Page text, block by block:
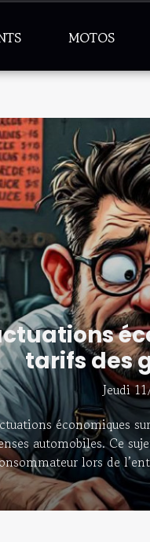
MOTOS
tarifs des
Jeudi
économiques
automobiles. Ce
lors de
économiques
sur les tarifs